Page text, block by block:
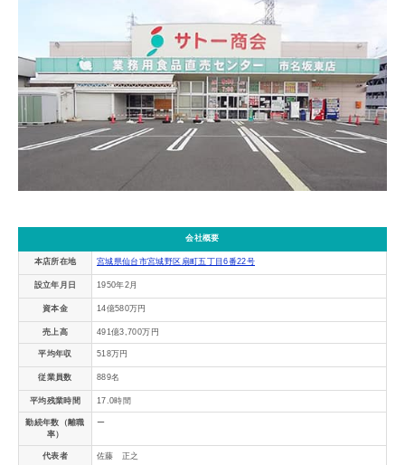
会社概要
本店所在地 宮城県仙台市宮城野区扇町五丁目6番22号
設立年月日 1950年2月
資本金 14億580万円
売上高 491億3,700万円
平均年収 518万円
従業員数 889名
平均残業時間 17.0時間
勤続年数（離職
率）
ー
代表者 佐藤 正之